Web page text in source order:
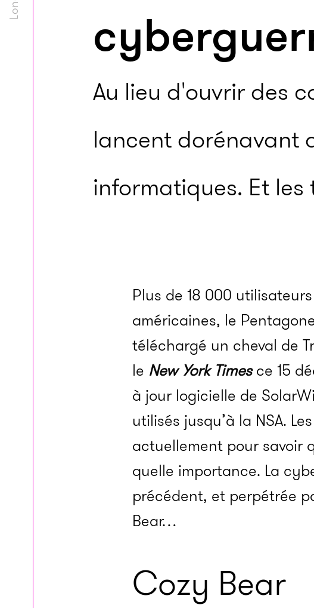
Au lieu d'ouvrir des
lancent dorénavant
informatiques. Et
Plus de 18 000
américaines, le
téléchargé un cheval de
le New York Timesce 15
à jour logicielle de
utilisés jusqu’à la NSA.
actuellement pour savoir
quelle importance. La
précédent, et perpétrée
Bear…
Cozy Bear